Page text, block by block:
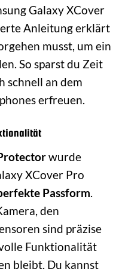
Galaxy XCover
Anleitung erklärt
musst, um ein
So sparst du Zeit
schnell an dem
erfreuen.
wurde
XCover Pro
Passform.
den
sind präzise
Funktionalität
bleibt. Du kannst